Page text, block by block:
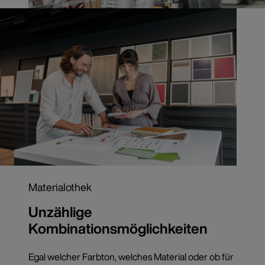
Materialothek
Unzählige
Kombinationsmöglichkeiten
Egal welcher Farbton, welches Material oder ob für